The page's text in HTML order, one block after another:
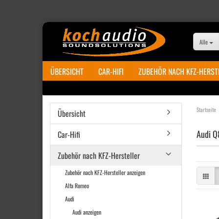
Alle
ÜBERSICHT CAR-HIFI ZUBEHÖR NACH KFZ-
Startseite
Audi
Übersicht
Car-Hifi
Zubehör nach KFZ-Hersteller
Zubehör nach KFZ-Hersteller anzeigen
Alfa Romeo
Audi
Audi anzeigen